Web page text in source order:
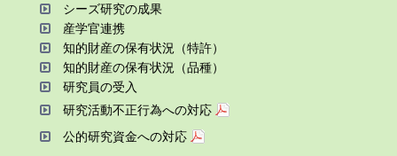
シーズ研究の成果
産学官連携
知的財産の保有状況（特許）
知的財産の保有状況（品種）
研究員の受⼊
研究活動不正⾏為への対応
公的研究資金への対応